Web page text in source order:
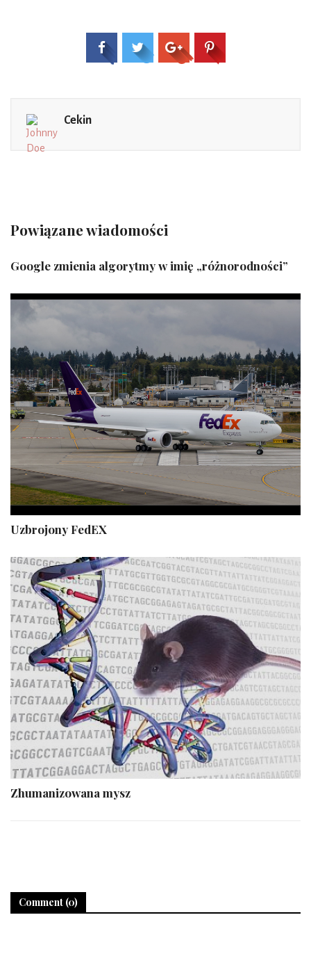
Cekin
Powiązane wiadomości
Google zmienia algorytmy w imię „różnorodności”
Uzbrojony FedEX
Zhumanizowana mysz
Comment (0)